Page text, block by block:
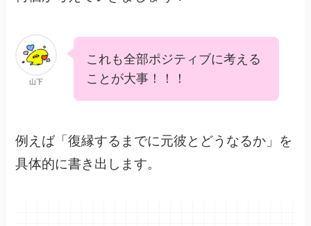
山下
これも全部ポジティブに考える
ことが大事！！！
例えば「復縁するまでに元彼とどうなるか」を
具体的に書き出します。